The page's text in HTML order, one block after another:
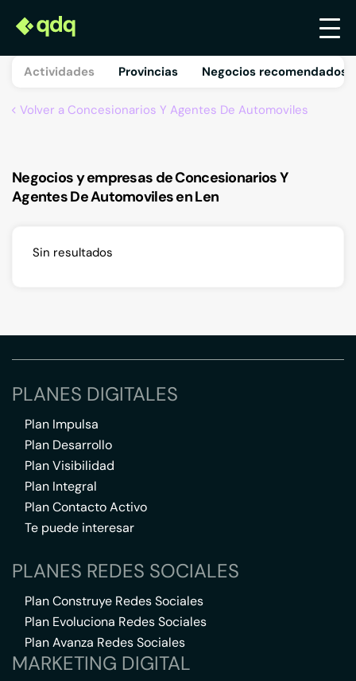
Actividades Provincias Negocios recomendados
Volver a Concesionarios Y Agentes De Automoviles
Negocios y empresas de Concesionarios Y
Agentes De Automoviles en Len
Sin resultados
PLANES DIGITALES
Plan Impulsa
Plan Desarrollo
Plan Visibilidad
Plan Integral
Plan Contacto Activo
Te puede interesar
PLANES REDES SOCIALES
Plan Construye Redes Sociales
Plan Evoluciona Redes Sociales
Plan Avanza Redes Sociales
MARKETING DIGITAL